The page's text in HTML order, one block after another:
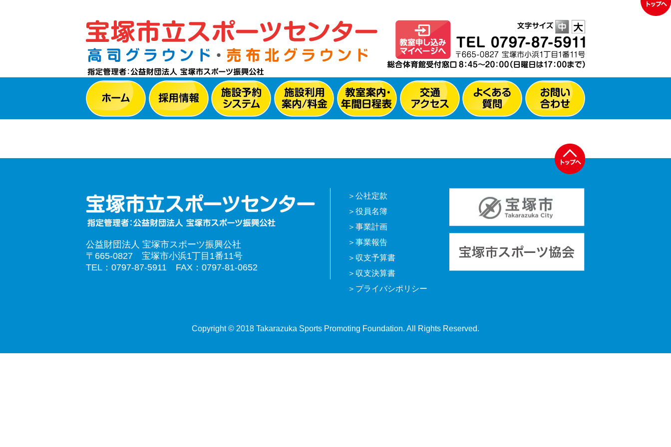
公益財団法人 宝塚市スポーツ振興公社
〒665-0827 宝塚市小浜1丁目1番11号
TEL：0797-87-5911 FAX：0797-81-0652
公社定款
役員名簿
事業計画
事業報告
収支予算書
収支決算書
プライバシポリシー
Copyright © 2018 Takarazuka Sports Promoting Foundation. All Rights Reserved.